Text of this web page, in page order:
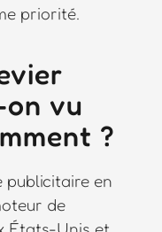
priorité.
vu
?
en
de